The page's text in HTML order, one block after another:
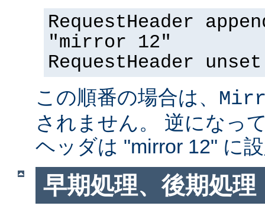
RequestHeader
"mirror 12"
RequestHeader
この順番の場合は、
されません。 逆になっ
ヘッダは "mirror 12" に
早期処理、後期処理